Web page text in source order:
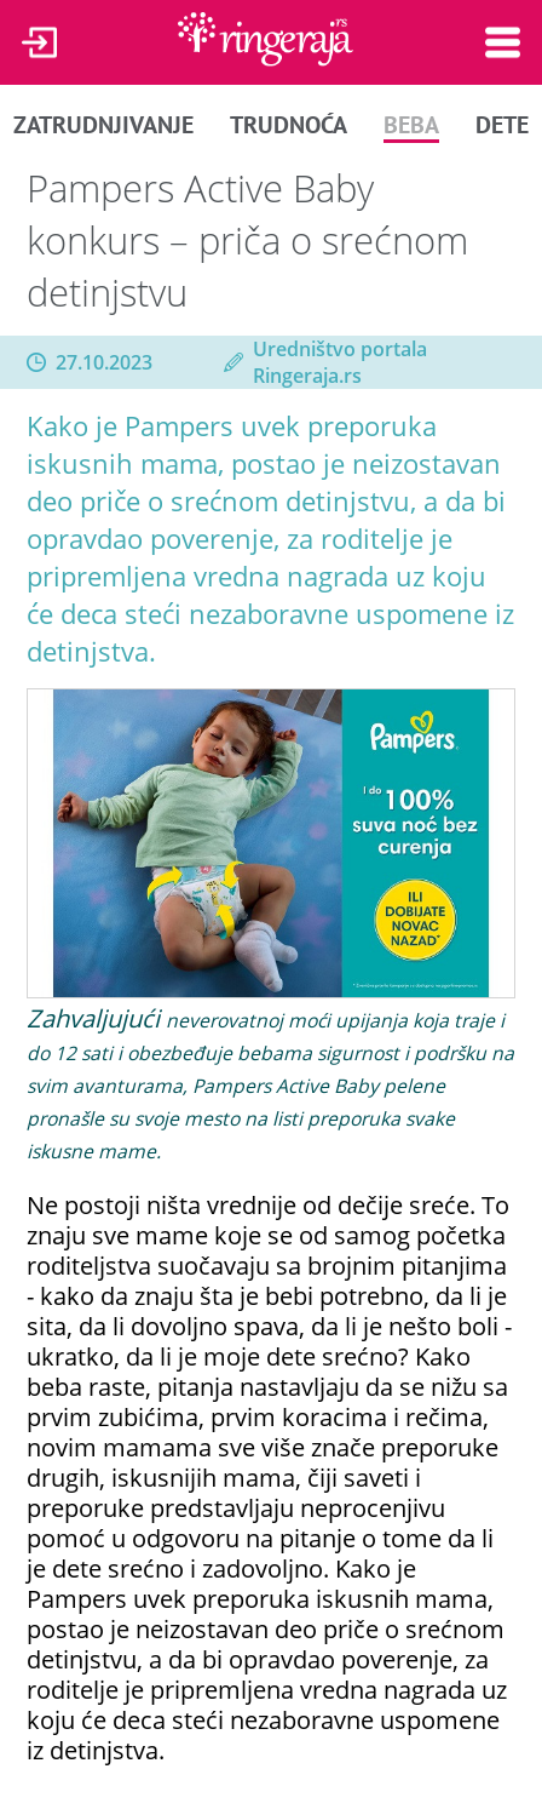
ZATRUDNJIVANJE TRUDNOĆA BEBA DETE
Pampers Active Baby
konkurs – priča o srećnom
detinjstvu
27.10.2023
Uredništvo portala
Ringeraja.rs
Kako je Pampers uvek preporuka
iskusnih mama, postao je neizostavan
deo priče o srećnom detinjstvu, a da bi
opravdao poverenje, za roditelje je
pripremljena vredna nagrada uz koju
će deca steći nezaboravne uspomene iz
detinjstva.
Zahvaljujućineverovatnoj moći upijanja koja traje i
do 12 sati i obezbeđuje bebama sigurnost i podršku na
svim avanturama, Pampers Active Baby pelene
pronašle su svoje mesto na listi preporuka svake
iskusne mame.
Ne postoji ništa vrednije od dečije sreće. To
znaju sve mame koje se od samog početka
roditeljstva suočavaju sa brojnim pitanjima
- kako da znaju šta je bebi potrebno, da li je
sita, da li dovoljno spava, da li je nešto boli -
ukratko, da li je moje dete srećno? Kako
beba raste, pitanja nastavljaju da se nižu sa
prvim zubićima, prvim koracima i rečima,
novim mamama sve više znače preporuke
drugih, iskusnijih mama, čiji saveti i
preporuke predstavljaju neprocenjivu
pomoć u odgovoru na pitanje o tome da li
je dete srećno i zadovoljno. Kako je
Pampers uvek preporuka iskusnih mama,
postao je neizostavan deo priče o srećnom
detinjstvu, a da bi opravdao poverenje, za
roditelje je pripremljena vredna nagrada uz
koju će deca steći nezaboravne uspomene
iz detinjstva.